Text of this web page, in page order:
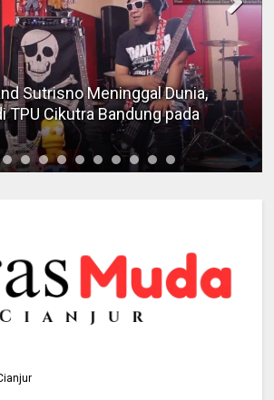
Sutrisno Meninggal Dunia,
TPU Cikutra Bandung pada